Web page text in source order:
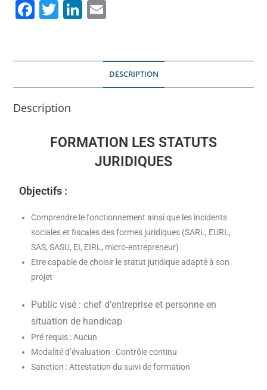
F
e
b
o
T
er
Li
e
dI
lDESCRIPTION
Description
FORMATION LES STATUTS
JURIDIQUES
Objectifs :
Comprendre le fonctionnement ainsi que les incidents
sociales et fiscales des formes juridiques (SARL, EURL,
SAS, SASU, EI, EIRL, micro-entrepreneur)
Etre capable de choisir le statut juridique adapté à son
projet
Public visé : chef d’entreprise et personne en
situation de handicap
Pré requis : Aucun
Modalité d’évaluation : Contrôle continu
Sanction : Attestation du suivi de formation